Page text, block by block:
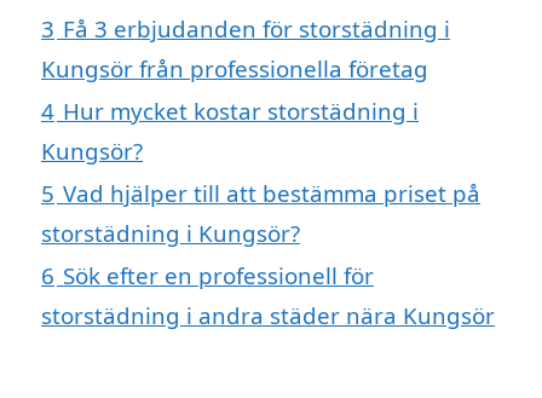
3 Få 3 erbjudanden för storstädning i
Kungsör från professionella företag
4 Hur mycket kostar storstädning i
Kungsör?
5 Vad hjälper till att bestämma priset på
storstädning i Kungsör?
6 Sök efter en professionell för
storstädning i andra städer nära Kungsör